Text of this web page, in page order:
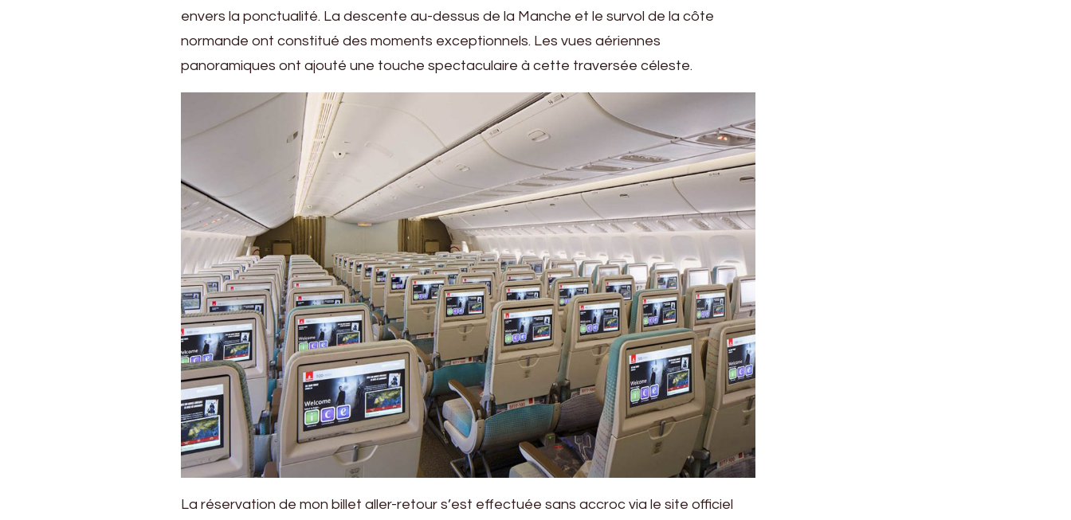
envers la ponctualité. La descente au-dessus de la Manche et le survol de la côte
normande ont constitué des moments exceptionnels. Les vues aériennes
panoramiques ont ajouté une touche spectaculaire à cette traversée céleste.
La réservation de mon billet aller-retour s’est effectuée sans accroc via le site officiel